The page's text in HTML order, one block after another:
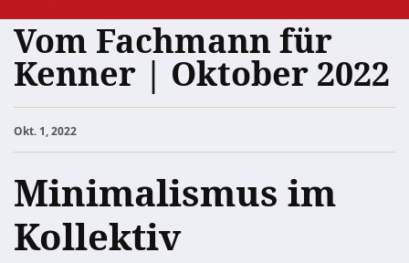
Vom Fachmann für
Kenner | Oktober 2022
Okt. 1, 2022
Minimalismus im
Kollektiv